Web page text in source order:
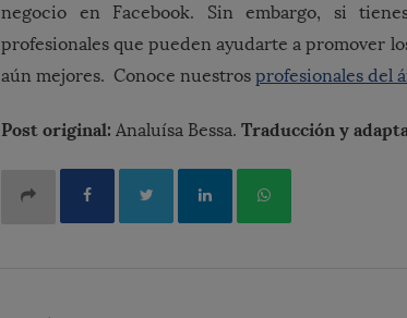
negocio en Facebook. Sin embargo, si
profesionales que pueden ayudarte a promover
aún mejores. Conoce nuestros profesionales del
Post original: Analuísa Bessa. Traducción y